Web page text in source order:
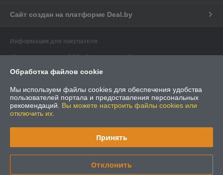
Сайт создан на платформе Deal.by
Информация для покупателя
Юридическое лицо:ООО «Электрострим Групп»
ул.Лопатина, д.6, пом. 5
Регистрационный номер ЕГР: 691823159
УНП: 691823159
Дата регистрации компании: 01.12.2016
Местонахождение книги жалоб и предложений: Минский р-н,
д.Копище, ул.Лопатина д.6, пом.5 (микрорайон Уручье)
Обработка файлов cookie
Мы используем файлы cookies для обеспечения удобства
пользователей портала и предоставления персональных
рекомендаций. Вы можете настроить файлы cookies или
отключить их.
Принять
Отклонить